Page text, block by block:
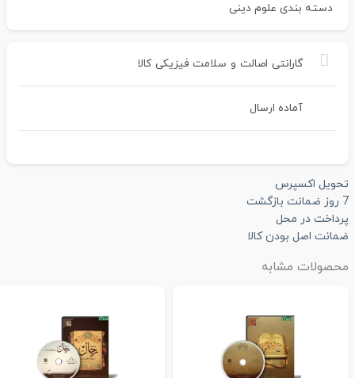
دسته بندی علوم دینی
گارانتی اصالت و سلامت فیزیکی کالا
آماده ارسال
تحویل اکسپرس
7 روز ضمانت بازگشت
پرداخت در محل
ضمانت اصل بودن کالا
محصولات مشابه